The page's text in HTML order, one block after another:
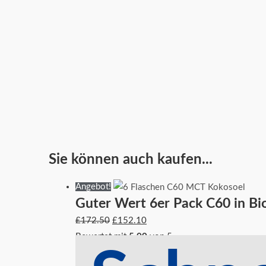
Sie können auch kaufen...
Angebot!
Guter Wert 6er Pack C60 in
£172.50
Ursprünglicher
Preis
war:
£172.50
£152.10
Aktueller
Preis
ist:
£152.10.
Bewertet mit 5.00 von 5
Ursprünglicher
Preis
war:
£345.00
Aktueller
Preis
ist:
£273.72.